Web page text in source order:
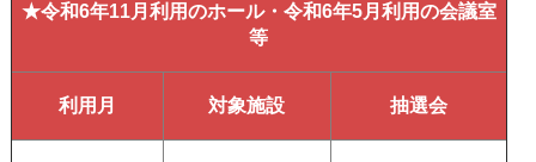
★令和6年11月利用のホール・令和6年5月利用の会議室
等
利用月 対象施設 抽選会